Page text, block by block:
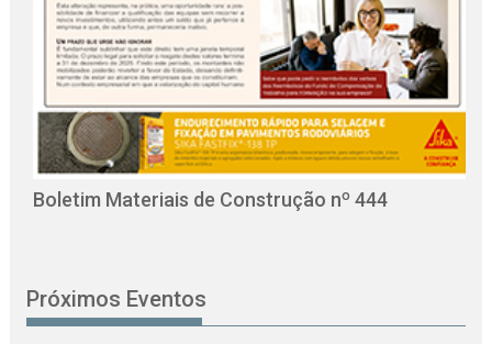
Boletim Materiais de Construção nº 444
Próximos Eventos